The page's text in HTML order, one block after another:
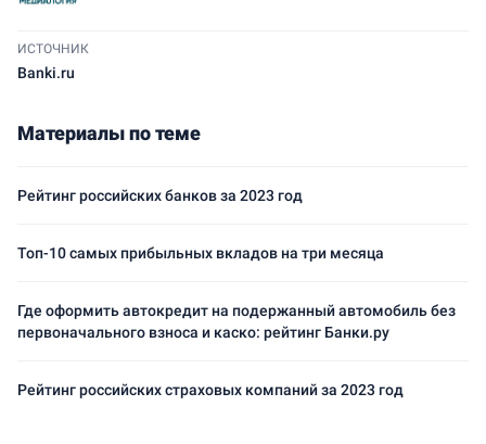
ИСТОЧНИК
Banki.ru
Материалы по теме
Рейтинг российских банков за 2023 год
Топ-10 самых прибыльных вкладов на три месяца
Где оформить автокредит на подержанный автомобиль без
первоначального взноса и каско: рейтинг Банки.ру
Рейтинг российских страховых компаний за 2023 год